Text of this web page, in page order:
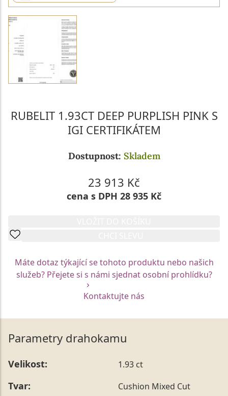
RUBELIT 1.93CT DEEP PURPLISH PINK S
IGI CERTIFIKÁTEM
Dostupnost: Skladem
23 913 Kč
cena s DPH 28 935 Kč
Máte dotaz týkající se tohoto produktu nebo našich
služeb? Přejete si s námi sjednat osobní prohlídku?
Kontaktujte nás
Parametry drahokamu
Velikost: 1.93 ct
Tvar: Cushion Mixed Cut